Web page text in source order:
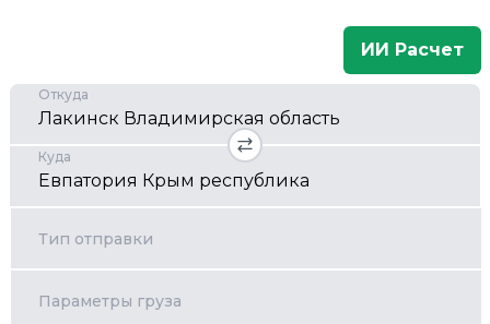
ИИ Расчет
Откуда
Куда
Тип отправки
Параметры груза